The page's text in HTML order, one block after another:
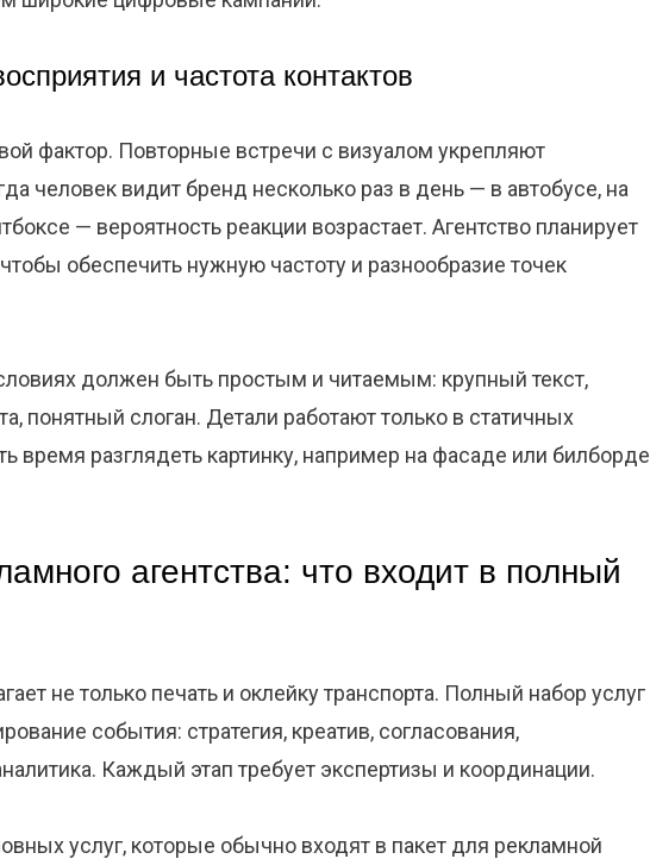
и частота контактов
фактор. Повторные встречи с визуалом укрепляют
человек видит бренд несколько раз в день — в автобусе, на
— вероятность реакции возрастает. Агентство планирует
обеспечить нужную частоту и разнообразие точек
должен быть простым и читаемым: крупный текст,
понятный слоган. Детали работают только в статичных
время разглядеть картинку, например на фасаде или билборде
агентства: что входит в полный
не только печать и оклейку транспорта. Полный набор услуг
события: стратегия, креатив, согласования,
Каждый этап требует экспертизы и координации.
услуг, которые обычно входят в пакет для рекламной